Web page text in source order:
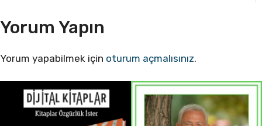
Yorum Yapın
Yorum yapabilmek için oturum açmalısınız.